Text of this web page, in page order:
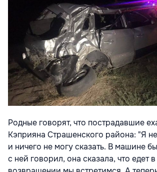
Родные говорят, что пострадавшие
Кэприяна Страшенского района: "Я
и ничего не могу сказать. В машине
с ней говорил, она сказала, что едет